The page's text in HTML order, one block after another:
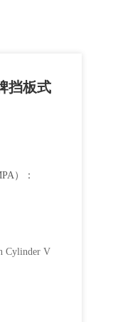
挡板式
）：
Cylinder V